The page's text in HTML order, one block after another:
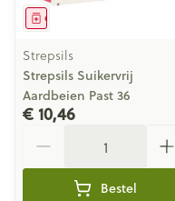
Geneesmiddel
Strepsils
Strepsils Suikervrij
Aardbeien Past 36
€ 10,46
Bestel